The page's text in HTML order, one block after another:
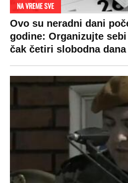
NA VREME SVE
Ovo su neradni dani
godine: Organizujte
čak četiri slobodna dana